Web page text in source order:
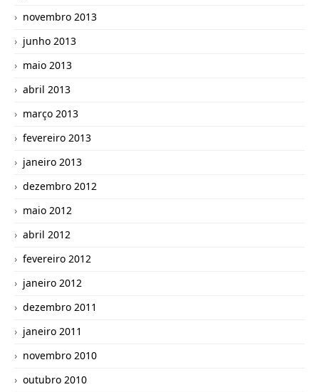
novembro 2013
junho 2013
maio 2013
abril 2013
março 2013
fevereiro 2013
janeiro 2013
dezembro 2012
maio 2012
abril 2012
fevereiro 2012
janeiro 2012
dezembro 2011
janeiro 2011
novembro 2010
outubro 2010